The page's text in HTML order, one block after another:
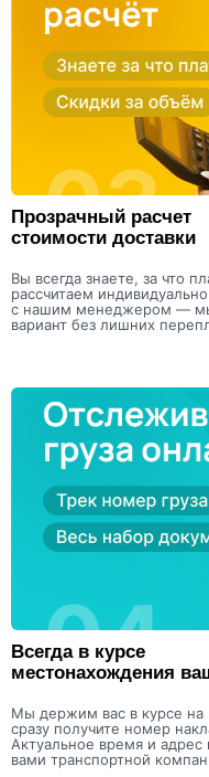
Прозрачный расчет
стоимости доставки
Вы всегда знаете, за что
рассчитаем
с нашим менеджером —
вариант без лишних
Всегда в курсе
местонахождения
Мы держим вас в курсе на
сразу получите номер
Актуальное время и адрес
вами транспортной